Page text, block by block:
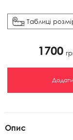
Таблиці
1700
Опис